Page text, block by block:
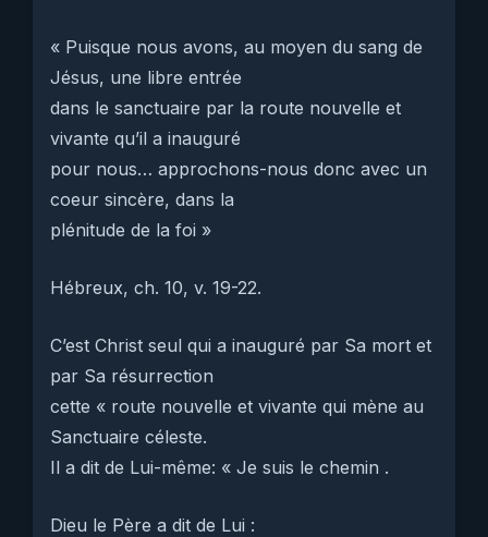
« Puisque nous avons, au moyen du sang de
Jésus, une libre entrée
dans le sanctuaire par la route nouvelle et
vivante qu’il a inauguré
pour nous… approchons-nous donc avec un
coeur sincère, dans la
plénitude de la foi »
Hébreux, ch. 10, v. 19-22.
C’est Christ seul qui a inauguré par Sa mort et
par Sa résurrection
cette « route nouvelle et vivante qui mène au
Sanctuaire céleste.
Il a dit de Lui-même: « Je suis le chemin .
Dieu le Père a dit de Lui :